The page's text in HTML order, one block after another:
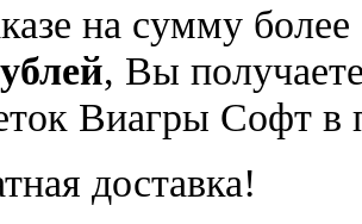
на сумму более
, Вы
Виагры Софт в
доставка!